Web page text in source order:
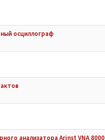
осциллограф
анализатора Arinst VNA 8000